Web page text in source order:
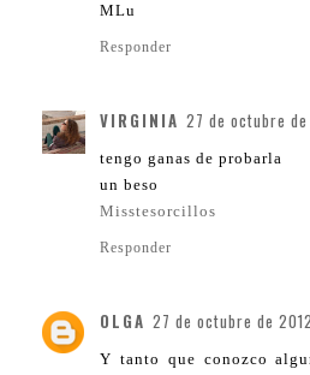
MLu
Responder
VIRGINIA 27 de octubre
tengo ganas de probarla
un beso
Misstesorcillos
Responder
OLGA 27 de octubre de
Y tanto que conozco